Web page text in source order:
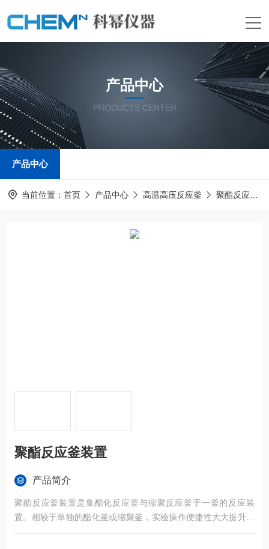
产品中心
PRODUCTS CENTER
产品中心
当前位置： 首页 产品中心 高温高压反应釜 聚酯反应釜
聚酯反应釜装置
产品简介
聚酯反应釜装置是集酯化反应釜与缩聚反应釜于一釜的反应装
置。相较于单独的酯化釜或缩聚釜，实验操作便捷性大大提升，
从酯化釜转移物料至缩聚釜过程中存在损耗物料的可能，使用聚